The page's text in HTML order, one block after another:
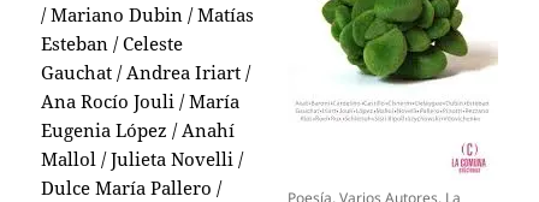
Poesía, Varios Autores, La
/ Mariano Dubin / Matías
Esteban / Celeste
Gauchat / Andrea Iriart /
Ana Rocío Jouli / María
Eugenia López / Anahí
Mallol / Julieta Novelli /
Dulce María Pallero /